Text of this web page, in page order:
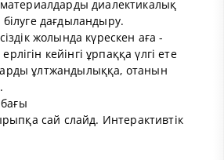
диалектикалық
дағдыландыру.
жолында күрескен аға -
кейінгі ұрпаққа үлгі ете
ұлтжандылыққа, отанын
сай слайд. Интерактивтік